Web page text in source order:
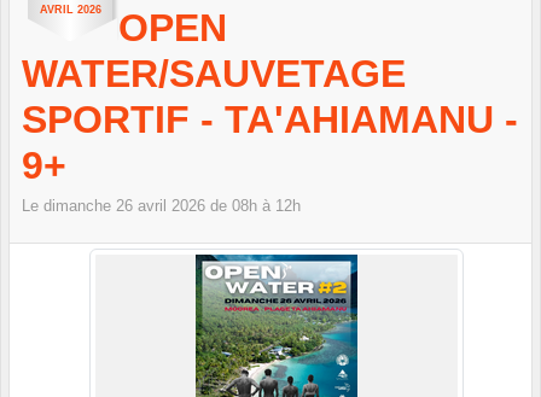
AVRIL 2026
OPEN
WATER/SAUVETAGE
SPORTIF - TA'AHIAMANU -
9+
Le dimanche 26 avril 2026 de 08h à 12h